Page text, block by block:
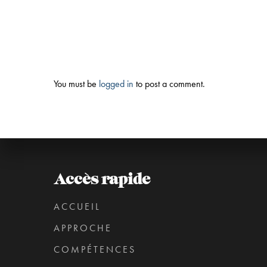
You must be logged in to post a comment.
Accès rapide
ACCUEIL
APPROCHE
COMPÉTENCES